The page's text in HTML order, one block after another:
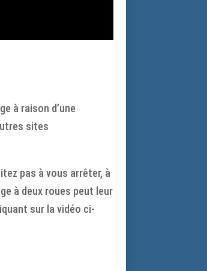
à raison d’une
sites
pas à vous arrêter, à
à deux roues peut leur
sur la vidéo ci-